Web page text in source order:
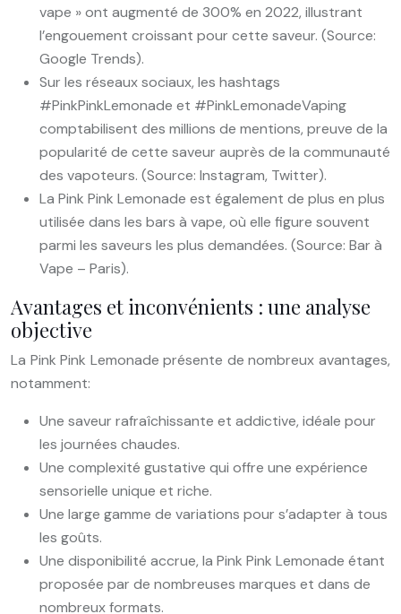
vape » ont augmenté de 300% en 2022, illustrant
l’engouement croissant pour cette saveur. (Source:
Google Trends).
Sur les réseaux sociaux, les hashtags
#PinkPinkLemonade et #PinkLemonadeVaping
comptabilisent des millions de mentions, preuve de la
popularité de cette saveur auprès de la communauté
des vapoteurs. (Source: Instagram, Twitter).
La Pink Pink Lemonade est également de plus en plus
utilisée dans les bars à vape, où elle figure souvent
parmi les saveurs les plus demandées. (Source: Bar à
Vape – Paris).
Avantages et inconvénients : une analyse
objective
La Pink Pink Lemonade présente de nombreux avantages,
notamment:
Une saveur rafraîchissante et addictive, idéale pour
les journées chaudes.
Une complexité gustative qui offre une expérience
sensorielle unique et riche.
Une large gamme de variations pour s’adapter à tous
les goûts.
Une disponibilité accrue, la Pink Pink Lemonade étant
proposée par de nombreuses marques et dans de
nombreux formats.